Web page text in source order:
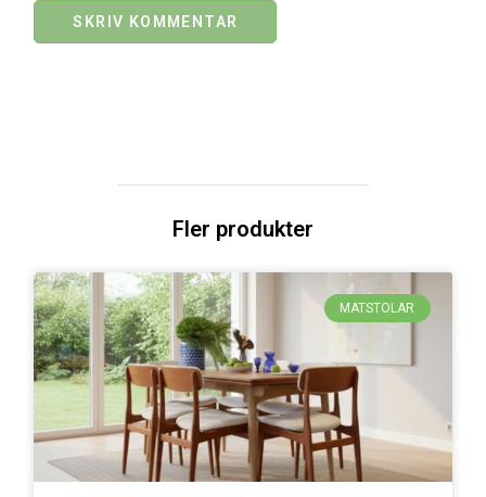
Fler produkter
MATSTOLAR